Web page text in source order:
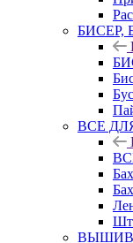
БИСЕР,
ВСЕ